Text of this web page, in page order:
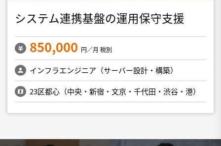
システム連携基盤の運用保守支援
850,000 円／月 税別
インフラエンジニア（サーバー設計・構築）
23区都心（中央・新宿・文京・千代田・渋谷・港）